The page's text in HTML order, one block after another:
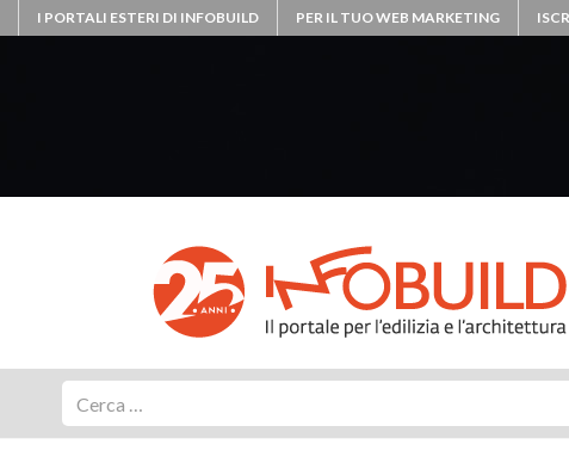
I PORTALI ESTERI DI INFOBUILD PER IL TUO WEB MARKETING